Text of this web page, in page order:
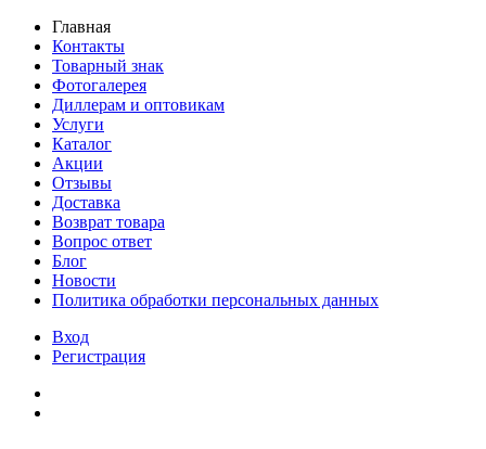
Главная
Контакты
Товарный знак
Фотогалерея
Диллерам и оптовикам
Услуги
Каталог
Акции
Отзывы
Доставка
Возврат товара
Вопрос ответ
Блог
Новости
Политика обработки персональных данных
Вход
Регистрация